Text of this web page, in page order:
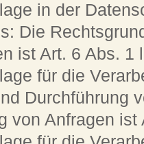
in der
Die
ist Art. 6 Abs. 1
für die
Durchführung
von Anfragen